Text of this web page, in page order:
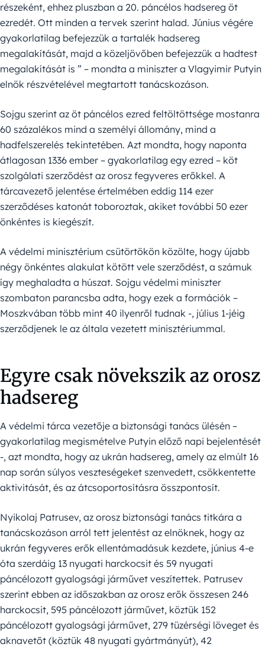
részeként, ehhez pluszban a 20. páncélos hadsereg öt
ezredét. Ott minden a tervek szerint halad. Június végére
gyakorlatilag befejezzük a tartalék hadsereg
megalakítását, majd a közeljövőben befejezzük a hadtest
megalakítását is ” – mondta a miniszter a Vlagyimir Putyin
elnök részvételével megtartott tanácskozáson.
Sojgu szerint az öt páncélos ezred feltöltöttsége mostanra
60 százalékos mind a személyi állomány, mind a
hadfelszerelés tekintetében. Azt mondta, hogy naponta
átlagosan 1336 ember – gyakorlatilag egy ezred – köt
szolgálati szerződést az orosz fegyveres erőkkel. A
tárcavezető jelentése értelmében eddig 114 ezer
szerződéses katonát toboroztak, akiket további 50 ezer
önkéntes is kiegészít.
A védelmi minisztérium csütörtökön közölte, hogy újabb
négy önkéntes alakulat kötött vele szerződést, a számuk
így meghaladta a húszat. Sojgu védelmi miniszter
szombaton parancsba adta, hogy ezek a formációk –
Moszkvában több mint 40 ilyenről tudnak -, július 1-jéig
szerződjenek le az általa vezetett minisztériummal.
Egyre csak növekszik az orosz
hadsereg
A védelmi tárca vezetője a biztonsági tanács ülésén –
gyakorlatilag megismételve Putyin előző napi bejelentését
-, azt mondta, hogy az ukrán hadsereg, amely az elmúlt 16
nap során súlyos veszteségeket szenvedett, csökkentette
aktivitását, és az átcsoportosításra összpontosít.
Nyikolaj Patrusev, az orosz biztonsági tanács titkára a
tanácskozáson arról tett jelentést az elnöknek, hogy az
ukrán fegyveres erők ellentámadásuk kezdete, június 4-e
óta szerdáig 13 nyugati harckocsit és 59 nyugati
páncélozott gyalogsági járművet veszítettek. Patrusev
szerint ebben az időszakban az orosz erők összesen 246
harckocsit, 595 páncélozott járművet, köztük 152
páncélozott gyalogsági járművet, 279 tüzérségi löveget és
aknavetőt (köztük 48 nyugati gyártmányút), 42